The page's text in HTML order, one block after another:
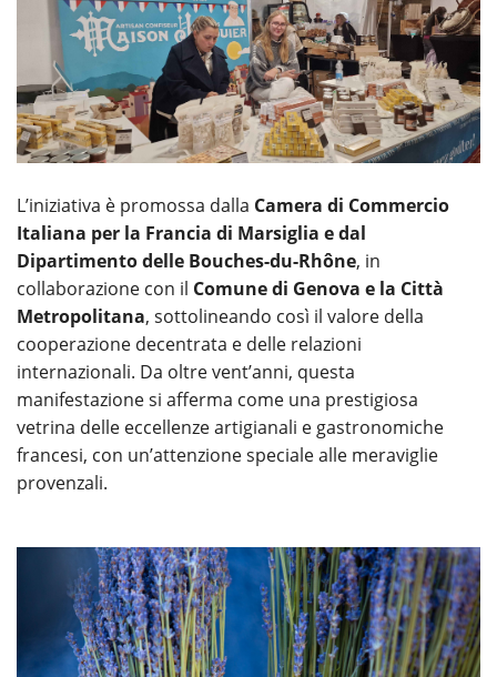
L’iniziativa è promossa dalla Camera di Commercio
Italiana per la Francia di Marsiglia e dal
Dipartimento delle Bouches-du-Rhône, in
collaborazione con il Comune di Genova e la Città
Metropolitana, sottolineando così il valore della
cooperazione decentrata e delle relazioni
internazionali. Da oltre vent’anni, questa
manifestazione si afferma come una prestigiosa
vetrina delle eccellenze artigianali e gastronomiche
francesi, con un’attenzione speciale alle meraviglie
provenzali.